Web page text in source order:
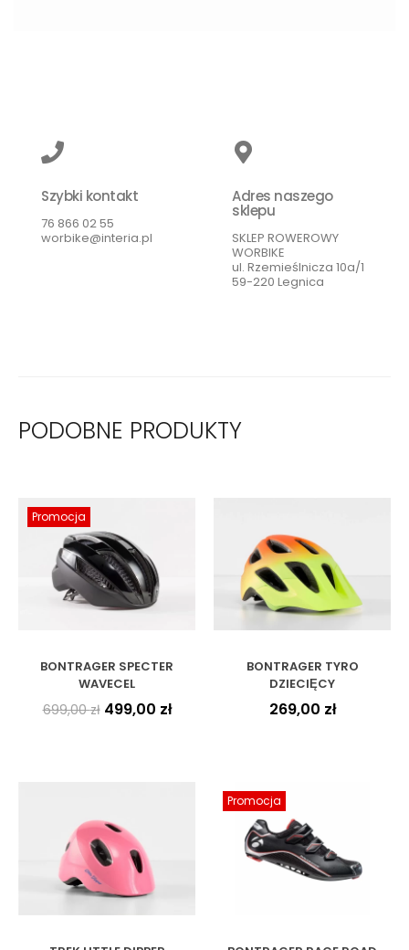
Szybki kontakt
76 866 02 55
worbike@interia.pl
Adres naszego
sklepu
SKLEP ROWEROWY
WORBIKE
ul. Rzemieślnicza 10a/1
59-220 Legnica
PODOBNE PRODUKTY
Promocja
BONTRAGER SPECTER
WAVECEL
699,00zł 499,00 zł
BONTRAGER TYRO
DZIECIĘCY
269,00 zł
Promocja